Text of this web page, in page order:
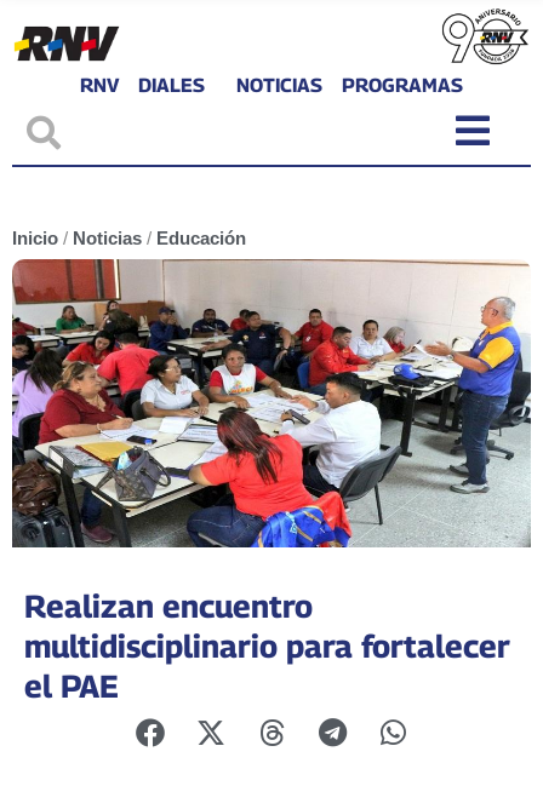
RNV DIALES NOTICIAS PROGRAMAS
Inicio / Noticias / Educación
Realizan encuentro
multidisciplinario para fortalecer
el PAE